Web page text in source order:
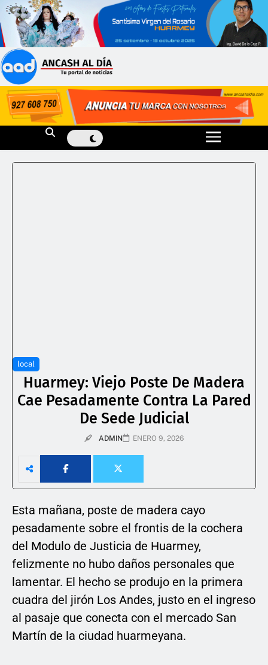
local
Huarmey: Viejo Poste De Madera
Cae Pesadamente Contra La Pared
De Sede Judicial
ADMIN ENERO 9, 2026
Esta mañana, poste de madera cayo
pesadamente sobre el frontis de la cochera
del Modulo de Justicia de Huarmey,
felizmente no hubo daños personales que
lamentar. El hecho se produjo en la primera
cuadra del jirón Los Andes, justo en el ingreso
al pasaje que conecta con el mercado San
Martín de la ciudad huarmeyana.